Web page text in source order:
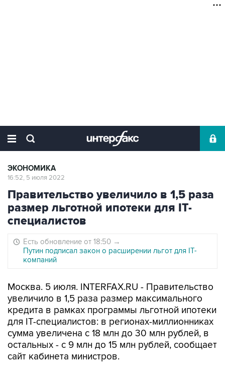
ЭКОНОМИКА
16:52, 5 июля 2022
Правительство увеличило в 1,5 раза
размер льготной ипотеки для IT-
специалистов
Есть обновление от 18:50 →
Путин подписал закон о расширении льгот для IT-
компаний
Москва. 5 июля. INTERFAX.RU - Правительство
увеличило в 1,5 раза размер максимального
кредита в рамках программы льготной ипотеки
для IT-специалистов: в регионах-миллионниках
сумма увеличена с 18 млн до 30 млн рублей, в
остальных - с 9 млн до 15 млн рублей, сообщает
сайт кабинета министров.